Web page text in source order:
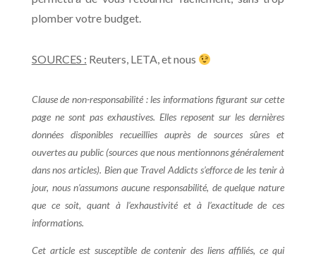
plomber votre budget.
SOURCES : Reuters, LETA, et nous
Clause de non-responsabilité : les informations figurant sur cette
page ne sont pas exhaustives. Elles reposent sur les dernières
données disponibles recueillies auprès de sources sûres et
ouvertes au public (sources que nous mentionnons généralement
dans nos articles). Bien que Travel Addicts s’efforce de les tenir à
jour, nous n’assumons aucune responsabilité, de quelque nature
que ce soit, quant à l’exhaustivité et à l’exactitude de ces
informations.
Cet article est susceptible de contenir des liens affiliés, ce qui